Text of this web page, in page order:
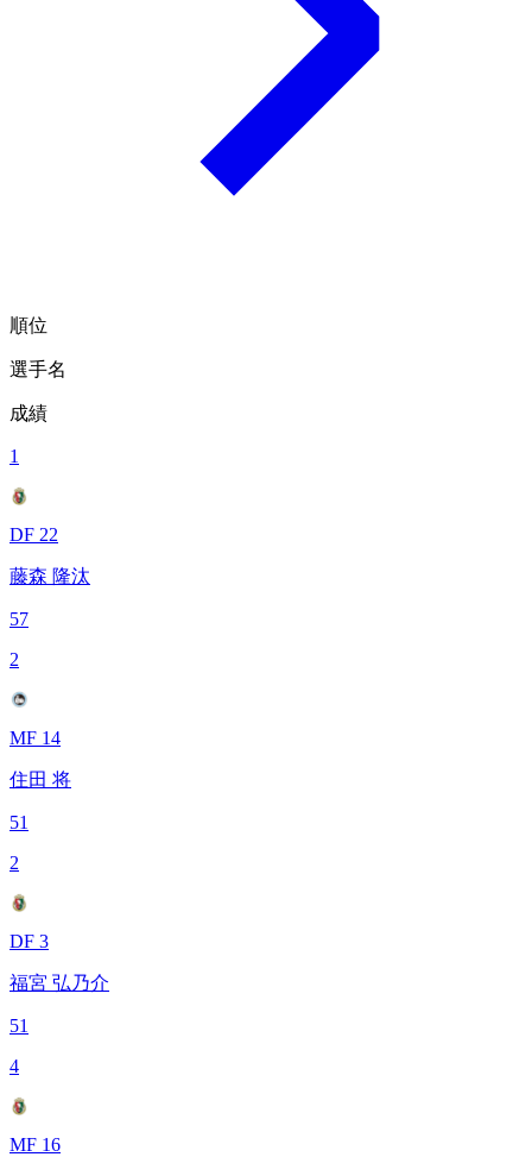
順位
選手名
成績
1
DF 22
藤森 隆汰
57
2
MF 14
住田 将
51
2
DF 3
福宮 弘乃介
51
4
MF 16